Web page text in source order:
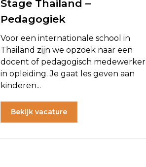
Stage Thailand –
Pedagogiek
Voor een internationale school in
Thailand zijn we opzoek naar een
docent of pedagogisch medewerker
in opleiding. Je gaat les geven aan
kinderen...
Bekijk vacature